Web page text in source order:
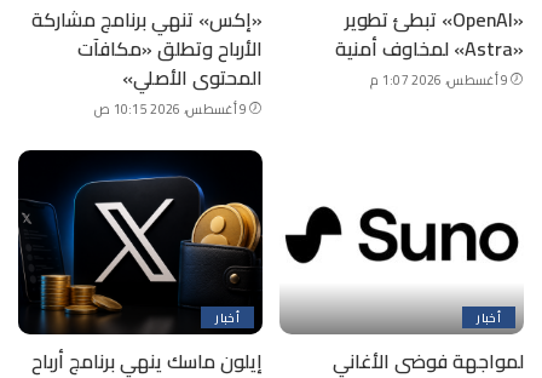
«OpenAI» تبطئ تطوير
«Astra» لمخاوف أمنية
9 أغسطس، 2026 1:07 م
«إكس» تنهي برنامج مشاركة
الأرباح وتطلق «مكافآت
المحتوى الأصلي»
9 أغسطس، 2026 10:15 ص
أخبار
لمواجهة فوضى الأغاني
أخبار
إيلون ماسك ينهي برنامج أرباح